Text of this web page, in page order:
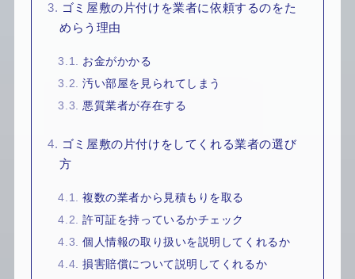
3. ゴミ屋敷の片付けを業者に依頼するのをた
めらう理由
3.1.
お金がかかる
3.2.
汚い部屋を見られてしまう
3.3.
悪質業者が存在する
4. ゴミ屋敷の片付けをしてくれる業者の選び
方
4.1.
複数の業者から見積もりを取る
4.2.
許可証を持っているかチェック
4.3.
個人情報の取り扱いを説明してくれるか
4.4. 損害賠償について説明してくれるか